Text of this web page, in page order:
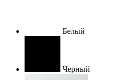
Белый
Черный